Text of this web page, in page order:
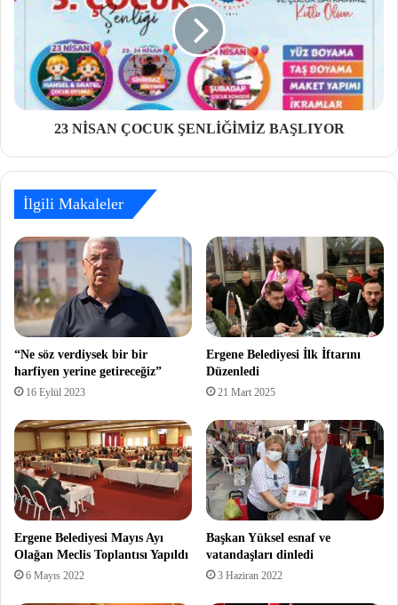
23 NİSAN ÇOCUK ŞENLİĞİMİZ BAŞLIYOR
İlgili Makaleler
“Ne söz verdiysek bir bir
harfiyen yerine getireceğiz”
16 Eylül 2023
Ergene Belediyesi İlk İftarını
Düzenledi
21 Mart 2025
Ergene Belediyesi Mayıs Ayı
Olağan Meclis Toplantısı Yapıldı
6 Mayıs 2022
Başkan Yüksel esnaf ve
vatandaşları dinledi
3 Haziran 2022